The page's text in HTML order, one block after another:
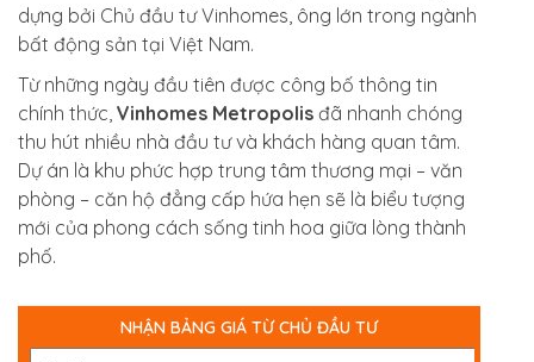
dựng bởi Chủ đầu tư Vinhomes, ông lớn trong ngành
bất động sản tại Việt Nam.
Từ những ngày đầu tiên được công bố thông tin
chính thức, Vinhomes Metropolis đã nhanh chóng
thu hút nhiều nhà đầu tư và khách hàng quan tâm.
Dự án là khu phức hợp trung tâm thương mại – văn
phòng – căn hộ đẳng cấp hứa hẹn sẽ là biểu tượng
mới của phong cách sống tinh hoa giữa lòng thành
phố.
NHẬN BẢNG GIÁ TỪ CHỦ ĐẦU TƯ